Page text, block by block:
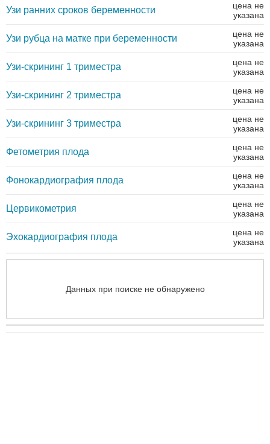
Узи ранних сроков беременности
цена не
указана
Узи рубца на матке при беременности
цена не
указана
Узи-скрининг 1 триместра
цена не
указана
Узи-скрининг 2 триместра
цена не
указана
Узи-скрининг 3 триместра
цена не
указана
Фетометрия плода
цена не
указана
Фонокардиография плода
цена не
указана
Цервикометрия
цена не
указана
Эхокардиография плода
цена не
указана
Данных при поиске не обнаружено